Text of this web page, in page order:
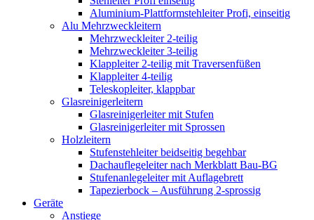
Aluminium-Plattformstehleiter Profi, einseitig
Alu Mehrzweckleitern
Mehrzweckleiter 2-teilig
Mehrzweckleiter 3-teilig
Klappleiter 2-teilig mit Traversenfüßen
Klappleiter 4-teilig
Teleskopleiter, klappbar
Glasreinigerleitern
Glasreinigerleiter mit Stufen
Glasreinigerleiter mit Sprossen
Holzleitern
Stufenstehleiter beidseitig begehbar
Dachauflegeleiter nach Merkblatt Bau-BG
Stufenanlegeleiter mit Auflagebrett
Tapezierbock – Ausführung 2-sprossig
Geräte
Anstiege